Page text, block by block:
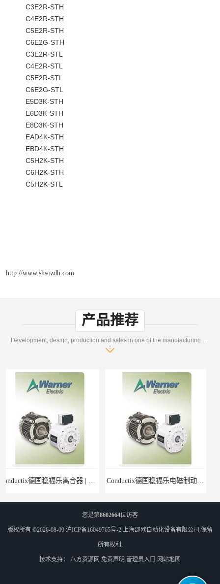
C3E2R-STH
C4E2R-STH
C5E2R-STH
C6E2G-STH
C3E2R-STL
C4E2R-STL
C5E2R-STL
C6E2G-STL
E5D3K-STH
E6D3K-STH
E8D3K-STH
EAD4K-STH
EBD4K-STH
C5H2K-STH
C6H2K-STH
C5H2K-STL
http://www.shsozdh.com
产品推荐
您是第8602664位访客
版权所有 ©2026-08-09 沪ICP备16049765号-2 上海邵欧自动化设备有限公司 保留
所有权利.
技术支持： 八方资源网 免责声明 管理员入口 网站地图